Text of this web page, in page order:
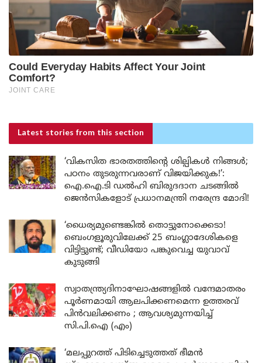
Latest stories from this section
‘വികസിത ഭാരതത്തിന്റെ ശില്പികൾ നിങ്ങൾ;
പഠനം തുടരുന്നവരാണ് വിജയിക്കുക!’:
ഐ.ഐ.ടി ഡൽഹി ബിരുദദാന ചടങ്ങിൽ
ജെൻസികളോട് പ്രധാനമന്ത്രി നരേന്ദ്ര മോദി!
‘ധൈര്യമുണ്ടെങ്കിൽ തൊട്ടുനോക്കെടാ!
ബെംഗളൂരുവിലേക്ക് 25 ബംഗ്ലാദേശികളെ
വിട്ടിട്ടുണ്ട്; വീഡിയോ പങ്കുവെച്ച യുവാവ്
കുടുങ്ങി
സ്വാതന്ത്ര്യദിനാഘോഷങ്ങളിൽ വന്ദേമാതരം
പൂർണമായി ആലപിക്കണമെന്ന ഉത്തരവ്
പിൻവലിക്കണം ; ആവശ്യമുന്നയിച്ച്
സി.പി.ഐ (എം)
‘മലപ്പുറത്ത് പിടിച്ചെടുത്തത് ഭീമൻ